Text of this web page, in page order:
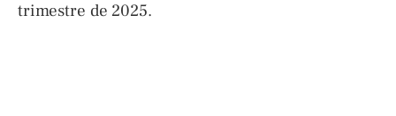
trimestre de 2025.